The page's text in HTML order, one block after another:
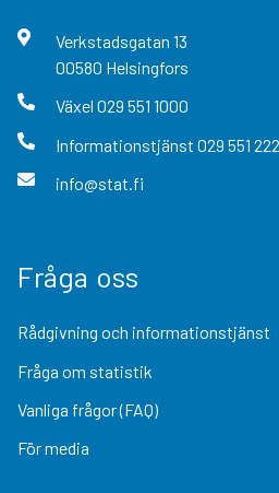
Verkstadsgatan 13
00580 Helsingfors
Växel 029 551 1000
Informationstjänst 029 551
info@stat.fi
Fråga oss
Rådgivning och informationstjänst
Fråga om statistik
Vanliga frågor (FAQ)
För media